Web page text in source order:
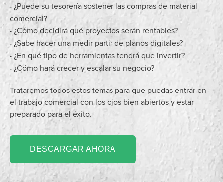
-¿Puede su tesorería sostener las compras de material
comercial?
- ¿Cómo decidirá qué proyectos serán rentables?
-¿Sabe hacer una medir partir de planos digitales?
- ¿En qué tipo de herramientas tendrá que invertir?
- ¿Cómo hará crecer y escalar su negocio?
Trataremos todos estos temas para que puedas entrar en
el trabajo comercial con los ojos bien abiertos y estar
preparado para el éxito.
DESCARGAR AHORA